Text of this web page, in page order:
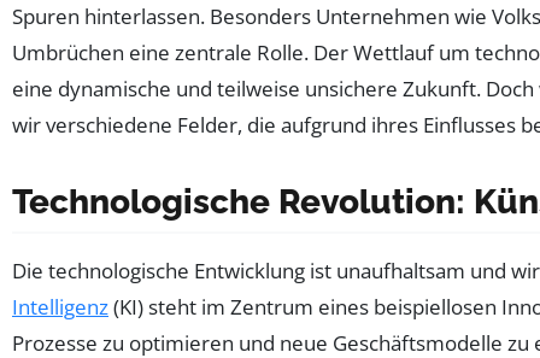
Spuren hinterlassen. Besonders Unternehmen wie
Umbrüchen eine zentrale Rolle. Der Wettlauf um
eine dynamische und teilweise unsichere Zukunft.
wir verschiedene Felder, die aufgrund ihres Einflusses
Technologische Revolution:
Die technologische Entwicklung ist unaufhaltsam und
Intelligenz(KI) steht im Zentrum eines beispiellosen
Prozesse zu optimieren und neue Geschäftsmodelle